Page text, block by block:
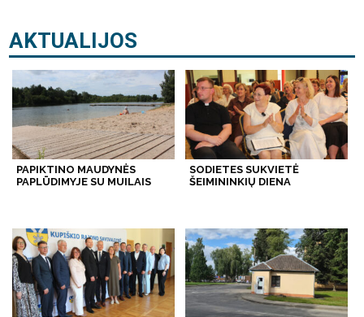
AKTUALIJOS
PAPIKTINO MAUDYNĖS
PAPLŪDIMYJE SU MUILAIS
SODIETES SUKVIETĖ
ŠEIMININKIŲ DIENA